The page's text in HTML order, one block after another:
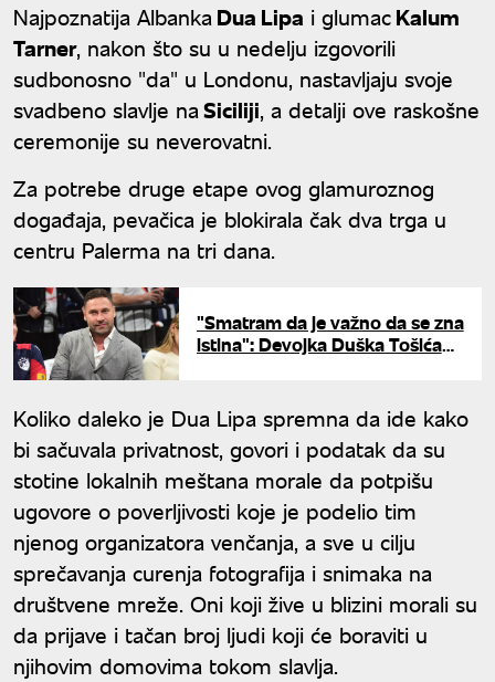
Najpoznatija Albanka Dua Lipa i glumacKalum
Tarner, nakon što su u nedelju izgovorili
sudbonosno "da" u Londonu, nastavljaju svoje
svadbeno slavlje naSiciliji, a detalji ove raskošne
ceremonije su neverovatni.
Za potrebe druge etape ovog glamuroznog
događaja, pevačica je blokirala čak dva trga u
centru Palerma na tri dana.
"Smatram da je važno da se zna
istina": Devojka Duška Tošića
Koliko daleko je Dua Lipa spremna da ide kako
bi sačuvala privatnost, govori i podatak da su
stotine lokalnih meštana morale da potpišu
ugovore o poverljivosti koje je podelio tim
njenog organizatora venčanja, a sve u cilju
sprečavanja curenja fotografija i snimaka na
društvene mreže. Oni koji žive u blizini morali su
da prijave i tačan broj ljudi koji će boraviti u
njihovim domovima tokom slavlja.